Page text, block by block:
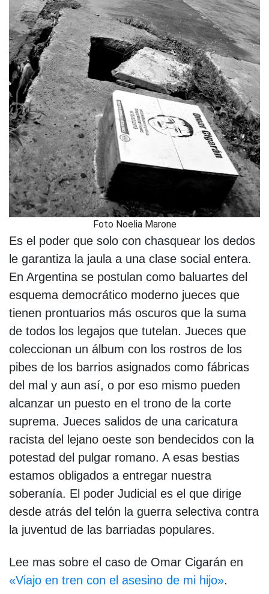
Foto Noelia Marone
Es el poder que solo con chasquear los dedos
le garantiza la jaula a una clase social entera.
En Argentina se postulan como baluartes del
esquema democrático moderno jueces que
tienen prontuarios más oscuros que la suma
de todos los legajos que tutelan. Jueces que
coleccionan un álbum con los rostros de los
pibes de los barrios asignados como fábricas
del mal y aun así, o por eso mismo pueden
alcanzar un puesto en el trono de la corte
suprema. Jueces salidos de una caricatura
racista del lejano oeste son bendecidos con la
potestad del pulgar romano. A esas bestias
estamos obligados a entregar nuestra
soberanía. El poder Judicial es el que dirige
desde atrás del telón la guerra selectiva contra
la juventud de las barriadas populares.
Lee mas sobre el caso de Omar Cigarán en
«Viajo en tren con el asesino de mi hijo».